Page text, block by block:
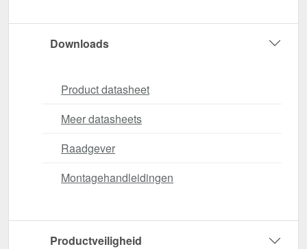
Downloads
Product datasheet
Meer datasheets
Raadgever
Montagehandleidingen
Productveiligheid